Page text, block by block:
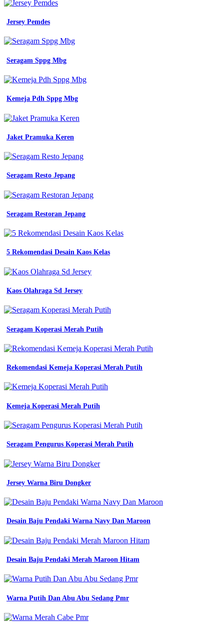
Jersey Pemdes
Seragam Sppg Mbg
Kemeja Pdh Sppg Mbg
Jaket Pramuka Keren
Seragam Resto Jepang
Seragam Restoran Jepang
5 Rekomendasi Desain Kaos Kelas
Kaos Olahraga Sd Jersey
Seragam Koperasi Merah Putih
Rekomendasi Kemeja Koperasi Merah Putih
Kemeja Koperasi Merah Putih
Seragam Pengurus Koperasi Merah Putih
Jersey Warna Biru Dongker
Desain Baju Pendaki Warna Navy Dan Maroon
Desain Baju Pendaki Merah Maroon Hitam
Warna Putih Dan Abu Abu Sedang Pmr